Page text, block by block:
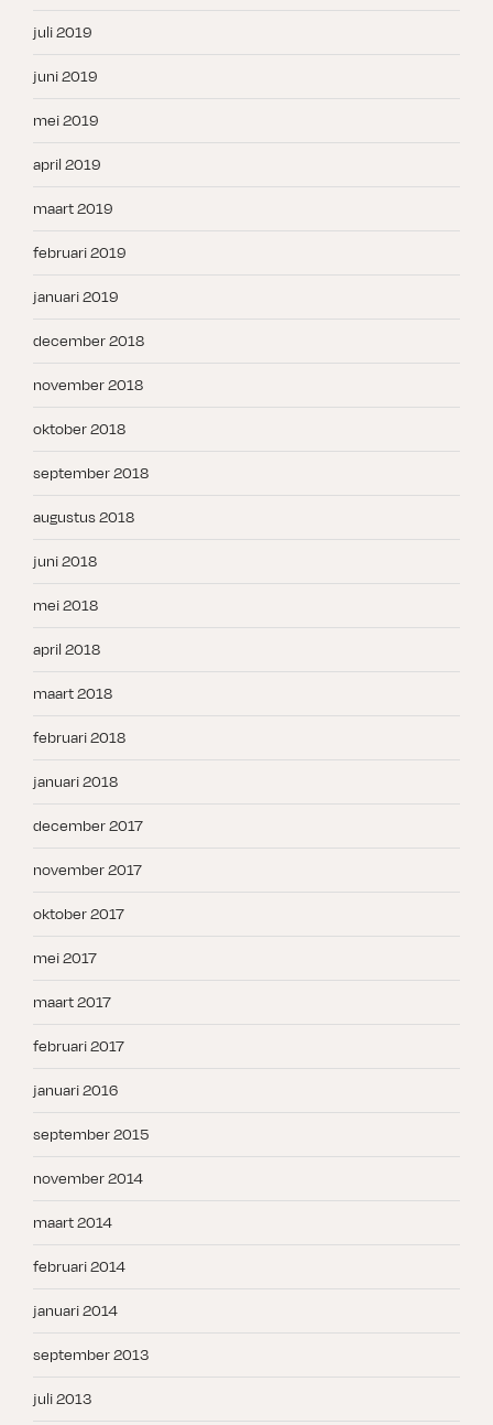
juli 2019
juni 2019
mei 2019
april 2019
maart 2019
februari 2019
januari 2019
december 2018
november 2018
oktober 2018
september 2018
augustus 2018
juni 2018
mei 2018
april 2018
maart 2018
februari 2018
januari 2018
december 2017
november 2017
oktober 2017
mei 2017
maart 2017
februari 2017
januari 2016
september 2015
november 2014
maart 2014
februari 2014
januari 2014
september 2013
juli 2013